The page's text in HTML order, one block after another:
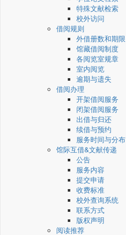
特殊文献检索
校外访问
借阅规则
外借册数和期限
馆藏借阅制度
各阅览室规章
室内阅览
逾期与遗失
借阅办理
开架借阅服务
闭架借阅服务
出借与归还
续借与预约
服务时间与分布
馆际互借&文献传递
公告
服务内容
提交申请
收费标准
校外查询系统
联系方式
版权声明
阅读推荐